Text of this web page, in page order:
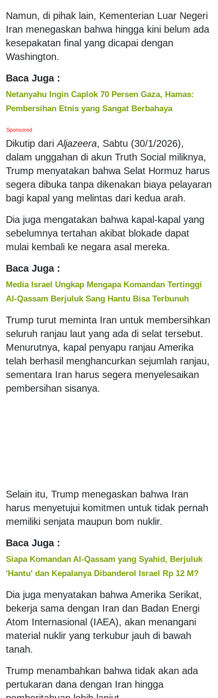
Namun, di pihak lain, Kementerian Luar Negeri
Iran menegaskan bahwa hingga kini belum ada
kesepakatan final yang dicapai dengan
Washington.
Baca Juga :
Netanyahu Ingin Caplok 70 Persen Gaza, Hamas:
Pembersihan Etnis yang Sangat Berbahaya
Sponsored
Dikutip dariAljazeera, Sabtu (30/1/2026),
dalam unggahan di akun Truth Social miliknya,
Trump menyatakan bahwa Selat Hormuz harus
segera dibuka tanpa dikenakan biaya pelayaran
bagi kapal yang melintas dari kedua arah.
Dia juga mengatakan bahwa kapal-kapal yang
sebelumnya tertahan akibat blokade dapat
mulai kembali ke negara asal mereka.
Baca Juga :
Media Israel Ungkap Mengapa Komandan Tertinggi
Al-Qassam Berjuluk Sang Hantu Bisa Terbunuh
Trump turut meminta Iran untuk membersihkan
seluruh ranjau laut yang ada di selat tersebut.
Menurutnya, kapal penyapu ranjau Amerika
telah berhasil menghancurkan sejumlah ranjau,
sementara Iran harus segera menyelesaikan
pembersihan sisanya.
Selain itu, Trump menegaskan bahwa Iran
harus menyetujui komitmen untuk tidak pernah
memiliki senjata maupun bom nuklir.
Baca Juga :
Siapa Komandan Al-Qassam yang Syahid, Berjuluk
'Hantu' dan Kepalanya Dibanderol Israel Rp 12 M?
Dia juga menyatakan bahwa Amerika Serikat,
bekerja sama dengan Iran dan Badan Energi
Atom Internasional (IAEA), akan menangani
material nuklir yang terkubur jauh di bawah
tanah.
Trump menambahkan bahwa tidak akan ada
pertukaran dana dengan Iran hingga